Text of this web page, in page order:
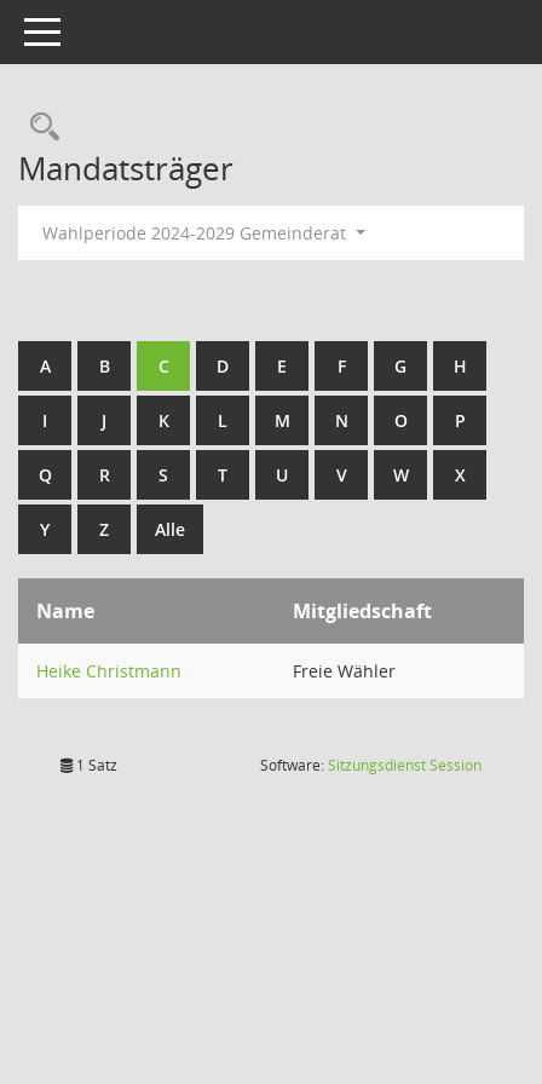
Toggle navigation
Rechercheauswahl
Mandatsträger
Wahlperiode 2024-2029 Gemeinderat
A B C D E F G H
I J K L M N O P
Q R S T U V W X
Y Z Alle
Name Mitgliedschaft
Heike Christmann Freie Wähler
1 Satz Software:SitzungsdienstSession(Wird in